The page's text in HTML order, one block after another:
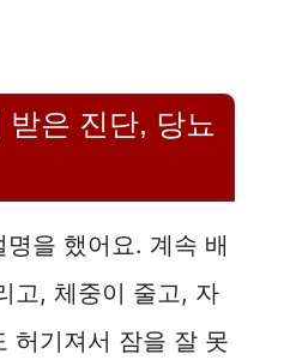
은 진단, 당뇨
을 했어요. 계속 배
고, 체중이 줄고, 자
허기져서 잠을 잘 못